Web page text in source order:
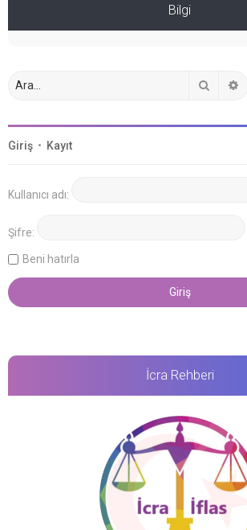
Bilgi
Giriş • Kayıt
Kullanıcı adı:
Şifre:
Beni hatırla
İcra Rehberi